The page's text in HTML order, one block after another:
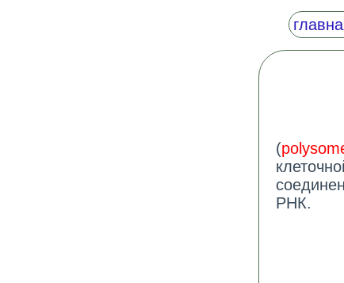
(
РНК.